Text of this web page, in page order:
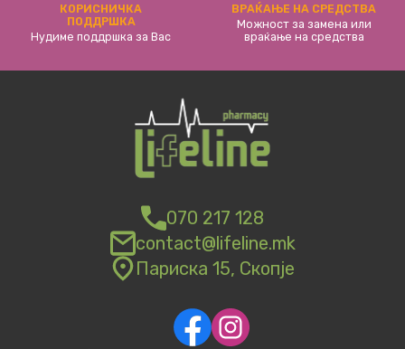
КОРИСНИЧКА
ПОДДРШКА
Нудиме поддршка за Вас
ВРАЌАЊЕ НА СРЕДСТВА
Можност за замена или
враќање на средства
070 217 128
contact@lifeline.mk
Париска 15, Скопје